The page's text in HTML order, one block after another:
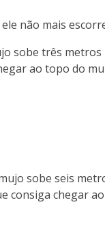
não mais
sobe três metros
ao topo do
sobe seis
consiga chegar